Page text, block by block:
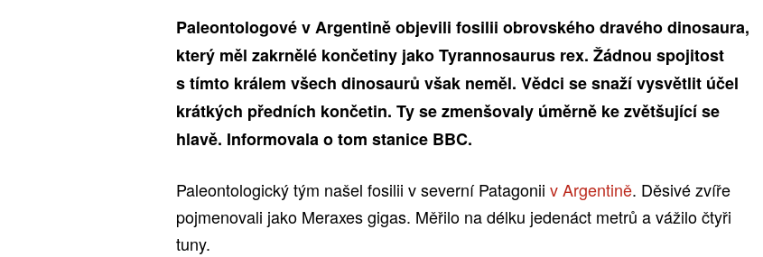
Paleontologové v Argentině objevili fosilii obrovského dravého dinosaura,
který měl zakrnělé končetiny jako Tyrannosaurus rex. Žádnou spojitost
s tímto králem všech dinosaurů však neměl. Vědci se snaží vysvětlit účel
krátkých předních končetin. Ty se zmenšovaly úměrně ke zvětšující se
hlavě. Informovala o tom stanice BBC.
Paleontologický tým našel fosilii v severní Patagonii v Argentině. Děsivé zvíře
pojmenovali jako Meraxes gigas. Měřilo na délku jedenáct metrů a vážilo čtyři
tuny.